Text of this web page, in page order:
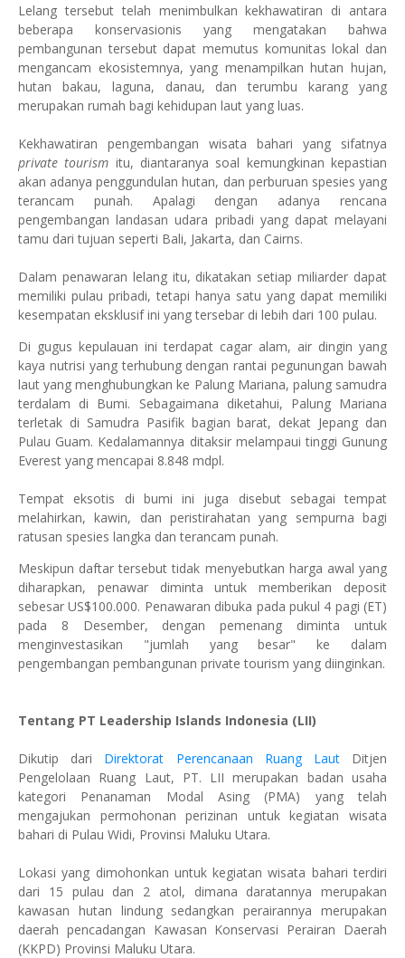
Lelang tersebut telah menimbulkan kekhawatiran di antara
beberapa konservasionis yang mengatakan bahwa
pembangunan tersebut dapat memutus komunitas lokal dan
mengancam ekosistemnya, yang menampilkan hutan hujan,
hutan bakau, laguna, danau, dan terumbu karang yang
merupakan rumah bagi kehidupan laut yang luas.
Kekhawatiran pengembangan wisata bahari yang sifatnya
private tourism itu, diantaranya soal kemungkinan kepastian
akan adanya penggundulan hutan, dan perburuan spesies yang
terancam punah. Apalagi dengan adanya rencana
pengembangan landasan udara pribadi yang dapat melayani
tamu dari tujuan seperti Bali, Jakarta, dan Cairns.
Dalam penawaran lelang itu, dikatakan setiap miliarder dapat
memiliki pulau pribadi, tetapi hanya satu yang dapat memiliki
kesempatan eksklusif ini yang tersebar di lebih dari 100 pulau.
Di gugus kepulauan ini terdapat cagar alam, air dingin yang
kaya nutrisi yang terhubung dengan rantai pegunungan bawah
laut yang menghubungkan ke Palung Mariana, palung samudra
terdalam di Bumi. Sebagaimana diketahui, Palung Mariana
terletak di Samudra Pasifik bagian barat, dekat Jepang dan
Pulau Guam. Kedalamannya ditaksir melampaui tinggi Gunung
Everest yang mencapai 8.848 mdpl.
Tempat eksotis di bumi ini juga disebut sebagai tempat
melahirkan, kawin, dan peristirahatan yang sempurna bagi
ratusan spesies langka dan terancam punah.
Meskipun daftar tersebut tidak menyebutkan harga awal yang
diharapkan, penawar diminta untuk memberikan deposit
sebesar US$100.000. Penawaran dibuka pada pukul 4 pagi (ET)
pada 8 Desember, dengan pemenang diminta untuk
menginvestasikan "jumlah yang besar" ke dalam
pengembangan pembangunan private tourism yang diinginkan.
Tentang PT Leadership Islands Indonesia (LII)
Dikutip dari Direktorat Perencanaan Ruang LautDitjen
Pengelolaan Ruang Laut, PT. LII merupakan badan usaha
kategori Penanaman Modal Asing (PMA) yang telah
mengajukan permohonan perizinan untuk kegiatan wisata
bahari di Pulau Widi, Provinsi Maluku Utara.
Lokasi yang dimohonkan untuk kegiatan wisata bahari terdiri
dari 15 pulau dan 2 atol, dimana daratannya merupakan
kawasan hutan lindung sedangkan perairannya merupakan
daerah pencadangan Kawasan Konservasi Perairan Daerah
(KKPD) Provinsi Maluku Utara.